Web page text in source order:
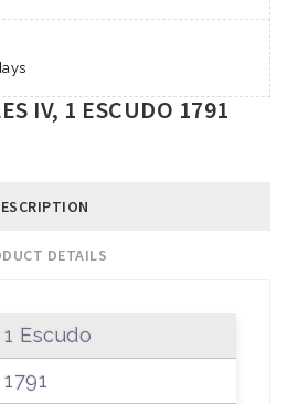
IV, 1 ESCUDO 1791
DETAILS
1 Escudo
1791